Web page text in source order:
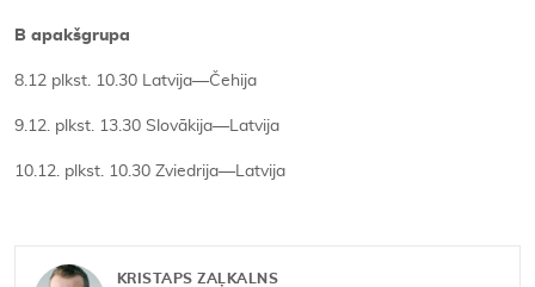
B apakšgrupa
8.12 plkst. 10.30 Latvija—Čehija
9.12. plkst. 13.30 Slovākija—Latvija
10.12. plkst. 10.30 Zviedrija—Latvija
KRISTAPS ZAĻKALNS